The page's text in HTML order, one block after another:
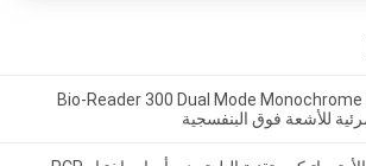
Bio-Reader 300 Dual Mode